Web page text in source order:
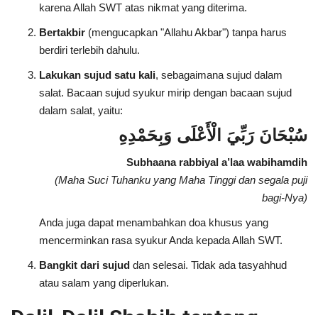
karena Allah SWT atas nikmat yang diterima.
Bertakbir (mengucapkan "Allahu Akbar") tanpa harus
berdiri terlebih dahulu.
Lakukan sujud satu kali, sebagaimana sujud dalam
salat. Bacaan sujud syukur mirip dengan bacaan sujud
dalam salat, yaitu:
سُبْحَانَ رَبِّيَ الْأَعْلَى وَبِحَمْدِهِ
Subhaana rabbiyal a’laa wabihamdih
(Maha Suci Tuhanku yang Maha Tinggi dan segala puji
bagi-Nya)
Anda juga dapat menambahkan doa khusus yang
mencerminkan rasa syukur Anda kepada Allah SWT.
Bangkit dari sujud dan selesai. Tidak ada tasyahhud
atau salam yang diperlukan.